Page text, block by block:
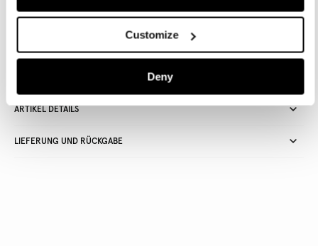
Customize
Deny
Kostenlose lieferung ab CHF80. Kostenlose
Rückgabe
ARTIKEL DETAILS
LIEFERUNG UND RÜCKGABE